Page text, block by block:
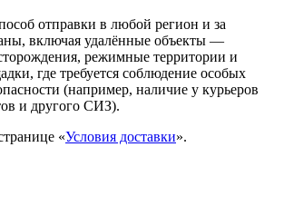
отправки в любой регион и за
включая удалённые объекты —
режимные территории и
где требуется соблюдение особых
(например, наличие у курьеров
и другого СИЗ).
«Условия доставки».